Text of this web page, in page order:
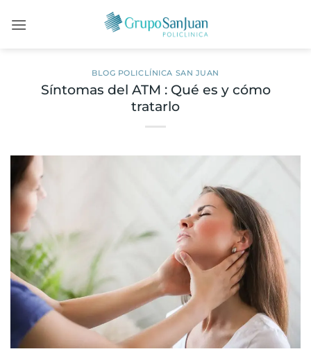
BLOG POLICLÍNICA SAN JUAN
Síntomas del ATM : Qué es y cómo
tratarlo